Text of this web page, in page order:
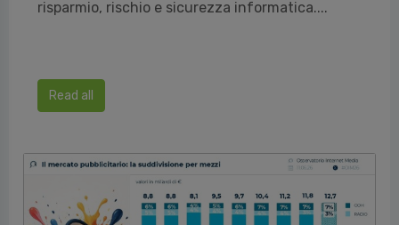
risparmio, rischio e sicurezza informatica....
Read all